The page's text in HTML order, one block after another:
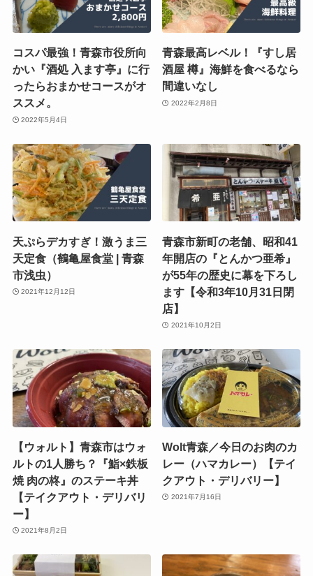
コスパ最強！青森市役所向
かい『酒処 入ます亭』に行
ったらおまかせコースがオ
ススメ。
2022年5月4日
青森最高レベル！『すし居
酒屋 樽』海鮮を食べるなら
間違いなし
2022年2月8日
天ぷらデカすぎ！激うま三
天定食（鶴亀屋食堂 | 青森
市浅虫）
2021年12月12日
青森市新町の老舗、昭和41
年開店の『とんかつ亜希』
が55年の歴史に幕を下ろし
ます【令和3年10月31日閉
店】
2021年10月2日
【ウォルト】青森市はウォ
ルトの1人勝ち？『鮨×鉄板
焼 肉の柊』のステーキ丼
【テイクアウト・デリバリ
ー】
2021年8月2日
Wolt青森／今日のお肉のカ
レー（ハマカレー）【テイ
クアウト・デリバリー】
2021年7月16日